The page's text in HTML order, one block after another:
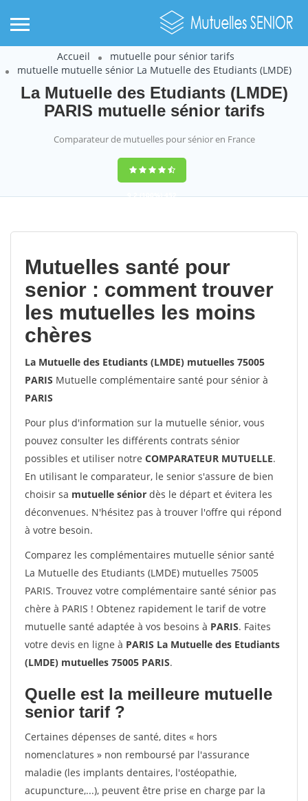
Accueil
mutuelle pour sénior tarifs
mutuelle mutuelle sénior La Mutuelle des Etudiants (LMDE)
La Mutuelle des Etudiants (LMDE)
PARIS mutuelle sénior tarifs
Comparateur de mutuelles pour sénior en France
9,2(100%)452
Mutuelles santé pour
senior : comment trouver
les mutuelles les moins
chères
La Mutuelle des Etudiants (LMDE) mutuelles 75005
PARIS Mutuelle complémentaire santé pour sénior à
PARIS
Pour plus d'information sur la mutuelle sénior, vous
pouvez consulter les différents contrats sénior
possibles et utiliser notre COMPARATEUR MUTUELLE.
En utilisant le comparateur, le senior s'assure de bien
choisir sa mutuelle sénior dès le départ et évitera les
déconvenues. N'hésitez pas à trouver l'offre qui répond
à votre besoin.
Comparez les complémentaires mutuelle sénior santé
La Mutuelle des Etudiants (LMDE) mutuelles 75005
PARIS. Trouvez votre complémentaire santé sénior pas
chère à PARIS ! Obtenez rapidement le tarif de votre
mutuelle santé adaptée à vos besoins à PARIS. Faites
votre devis en ligne à PARIS La Mutuelle des Etudiants
(LMDE) mutuelles 75005 PARIS.
Quelle est la meilleure mutuelle
senior tarif ?
Certaines dépenses de santé, dites « hors
nomenclatures » non remboursé par l'assurance
maladie (les implants dentaires, l'ostéopathie,
acupuncture,...), peuvent être prise en charge par la